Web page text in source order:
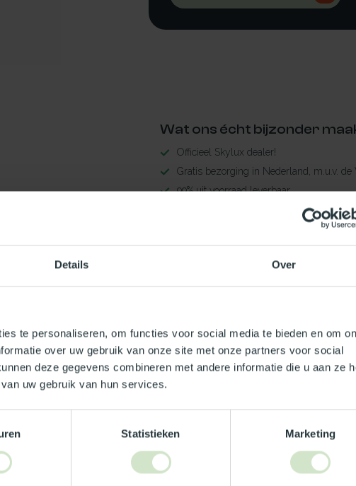
Details Over
te personaliseren, om functies voor social media te bieden en om
over uw gebruik van onze site met onze partners voor social
deze gegevens combineren met andere informatie die u aan ze
uw gebruik van hun services.
Statistieken Marketing
Je beoordeling toevoegen
Wat ons écht bijzonder
Officieel Skylux dealer!
Gratis bezorging in Nederland, m.u.v. de
99% uit voorraad leverbaar
Maak jouw bestelling
https://www.natuurlijklicht.nl/